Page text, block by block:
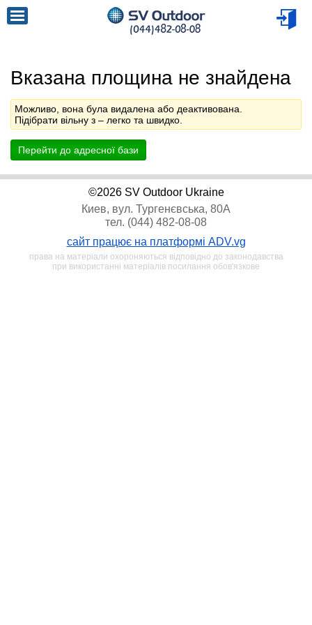
Вказана площина не знайдена
Можливо, вона була видалена або деактивована.
Підібрати вільну з – легко та швидко.
Перейти до адресної бази
©2026 SV Outdoor Ukraine
Киев, вул. Тургенєвська, 80А
тел. (044) 482-08-08
сайт працює на платформі ADV.vg
права на матеріали охороняються відповідно до законодавства
при використанні матеріалів посилання обов'язкове